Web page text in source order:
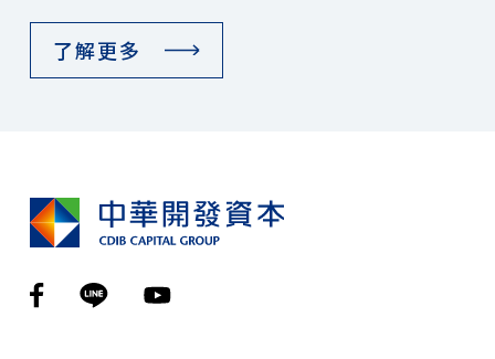
了解更多